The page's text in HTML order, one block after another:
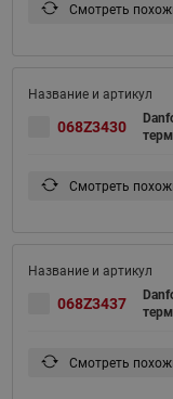
Смотреть
068Z3430
Смотреть
068Z3437
Смотреть